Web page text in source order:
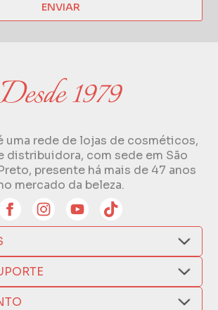
ENVIAR
uma rede de lojas de cosméticos,
distribuidora, com sede em São
presente há mais de 47 anos
mercado da beleza.